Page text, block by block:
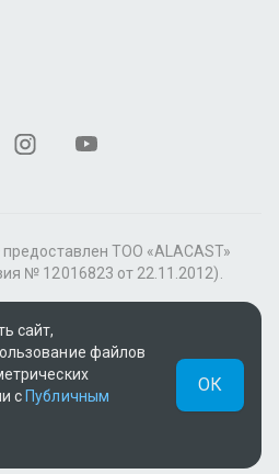
ТОО «ALACAST»
№ 12016823 от 22.11.2012).
подписке» для «Пакета
предоставляется
e38f8a843956
сайт,
файлов
с Публичным
ОК